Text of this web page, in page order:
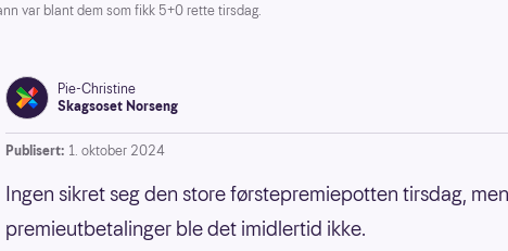
var blant dem som fikk 5+0 rette tirsdag.
Pie-Christine
Skagsoset Norseng
Publisert: 1. oktober 2024
Ingen sikret seg den store førstepremiepotten tirsdag,
premieutbetalinger ble det imidlertid ikke.